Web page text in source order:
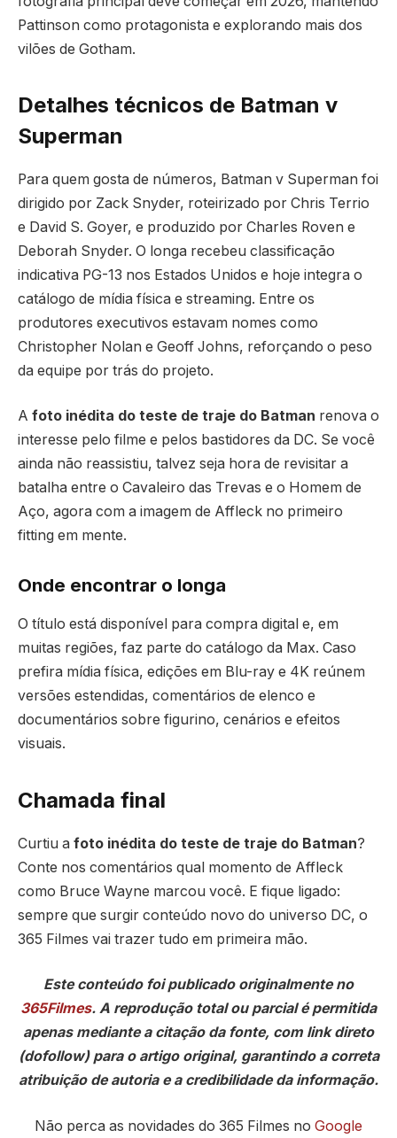
Pattinson como protagonista e explorando mais dos
vilões de Gotham.
Detalhes técnicos de Batman v
Superman
Para quem gosta de números, Batman v Superman foi
dirigido por Zack Snyder, roteirizado por Chris Terrio
e David S. Goyer, e produzido por Charles Roven e
Deborah Snyder. O longa recebeu classificação
indicativa PG-13 nos Estados Unidos e hoje integra o
catálogo de mídia física e streaming. Entre os
produtores executivos estavam nomes como
Christopher Nolan e Geoff Johns, reforçando o peso
da equipe por trás do projeto.
A foto inédita do teste de traje do Batman renova o
interesse pelo filme e pelos bastidores da DC. Se você
ainda não reassistiu, talvez seja hora de revisitar a
batalha entre o Cavaleiro das Trevas e o Homem de
Aço, agora com a imagem de Affleck no primeiro
fitting em mente.
Onde encontrar o longa
O título está disponível para compra digital e, em
muitas regiões, faz parte do catálogo da Max. Caso
prefira mídia física, edições em Blu-ray e 4K reúnem
versões estendidas, comentários de elenco e
documentários sobre figurino, cenários e efeitos
visuais.
Chamada final
Curtiu a foto inédita do teste de traje do Batman?
Conte nos comentários qual momento de Affleck
como Bruce Wayne marcou você. E fique ligado:
sempre que surgir conteúdo novo do universo DC, o
365 Filmes vai trazer tudo em primeira mão.
Este conteúdo foi publicado originalmente no
365Filmes. A reprodução total ou parcial é permitida
apenas mediante a citação da fonte, com link direto
(dofollow) para o artigo original, garantindo a correta
atribuição de autoria e a credibilidade da informação.
Não perca as novidades do 365 Filmes no Google